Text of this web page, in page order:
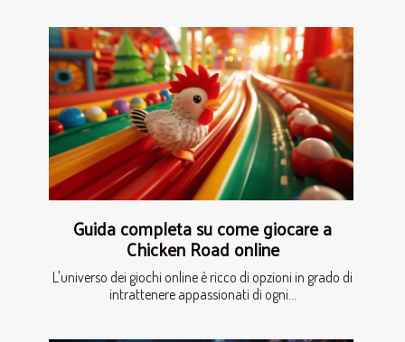
Guida completa su come giocare a
Chicken Road online
L'universo dei giochi online è ricco di opzioni in grado di
intrattenere appassionati di ogni...